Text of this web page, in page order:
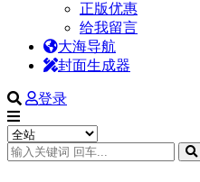
正版优惠
给我留言
大海导航
封面生成器
登录